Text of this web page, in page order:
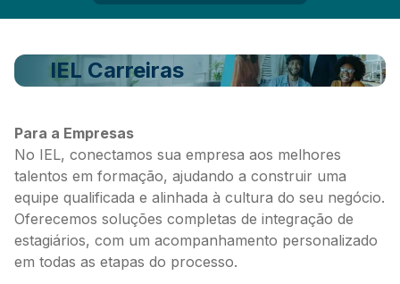
IEL Carreiras
Para a Empresas
No IEL, conectamos sua empresa aos melhores
talentos em formação, ajudando a construir uma
equipe qualificada e alinhada à cultura do seu negócio.
Oferecemos soluções completas de integração de
estagiários, com um acompanhamento personalizado
em todas as etapas do processo.